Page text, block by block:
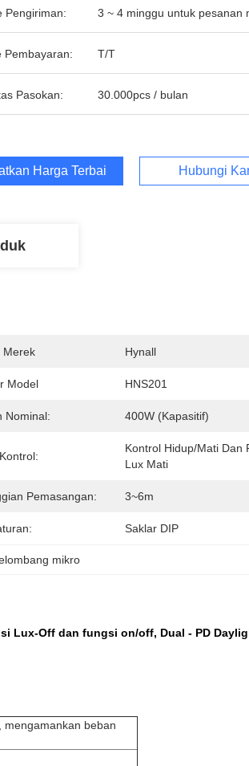
Pengiriman: 3 ~ 4 minggu untuk pesanan
Pembayaran: T/T
Pasokan: 30.000pcs / bulan
Harga Terbaik Hubungi
Merek Hynall
Model HNS201
Nominal: 400W (kapasitif)
Kontrol Hidup/mati Dan
Lux Mati
Pemasangan: 3~6m
Saklar DIP
mikro
Lux-Off dan fungsi on/off, Dual - PD
beban